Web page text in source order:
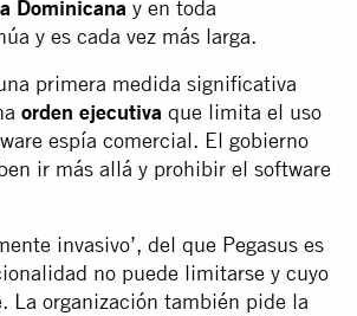
Dominicana y en toda
y es cada vez más larga.
primera medida significativa
orden ejecutiva que limita el uso
espía comercial. El gobierno
ir más allá y prohibir el software
invasivo’, del que Pegasus es
no puede limitarse y cuyo
La organización también pide la